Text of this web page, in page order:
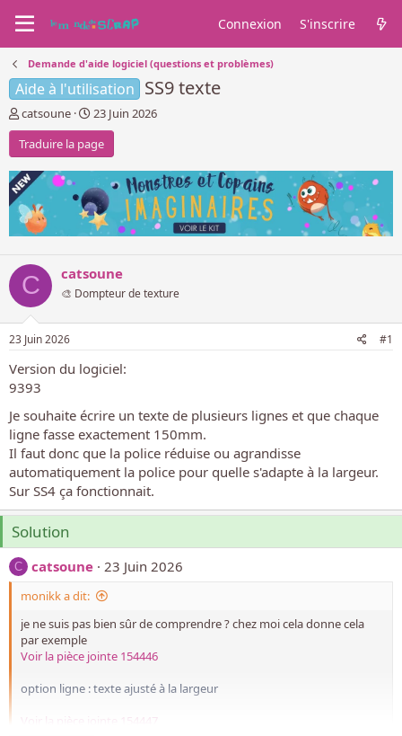
Connexion S'inscrire
Demande d'aide logiciel (questions et problèmes)
Aide à l'utilisation SS9 texte
A
u
t
e
u
r
d
e
l
d
i
s
c
u
s
i
n
catsoune
D
a
t
e
e
d
é
b
t
23 Juin 2026
Traduire la page
C catsoune
🎨 Dompteur de texture
23 Juin 2026 #1
Version du logiciel
9393
Je souhaite écrire un texte de plusieurs lignes et que chaque
ligne fasse exactement 150mm.
Il faut donc que la police réduise ou agrandisse
automatiquement la police pour quelle s'adapte à la largeur.
Sur SS4 ça fonctionnait.
Solution
C catsoune 23 Juin 2026
monikk a dit:
je ne suis pas bien sûr de comprendre ? chez moi cela donne cela
par exemple
Voir la pièce jointe 154446
option ligne : texte ajusté à la largeur
Voir la pièce jointe 154447